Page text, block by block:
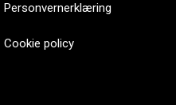
Personvernerklæring
Cookie policy